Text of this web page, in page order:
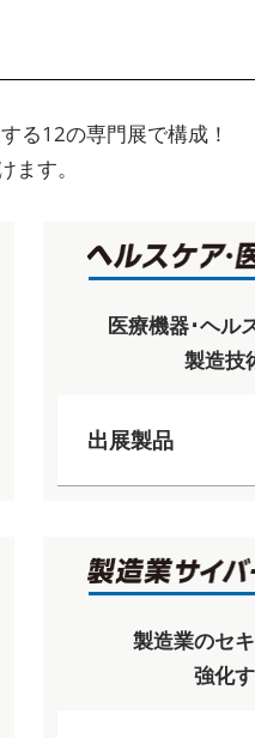
る12の専門展で構成！
す。
医療機器･ヘル
製造技
出展製品
製造業のセ
強化